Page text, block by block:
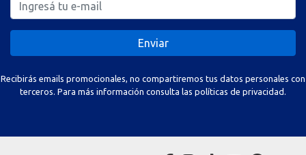
Enviar
Recibirás emails promocionales, no compartiremos tus datos personales con
terceros. Para más información consulta las políticas de privacidad.